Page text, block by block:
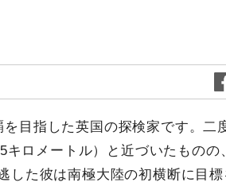
目指した英国の探検家です。二
キロメートル）と近づいたものの
した彼は南極大陸の初横断に目標